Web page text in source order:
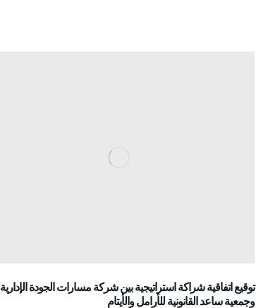
توقيع اتفاقية شراكة استراتيجية بين شركة مسارات الجودة الإدارية
وجمعية ساعد القانونية للأرامل والأيتام